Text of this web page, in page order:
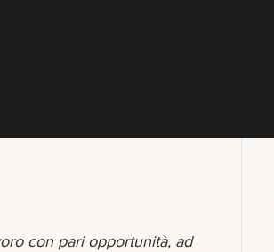
con pari opportunità, ad